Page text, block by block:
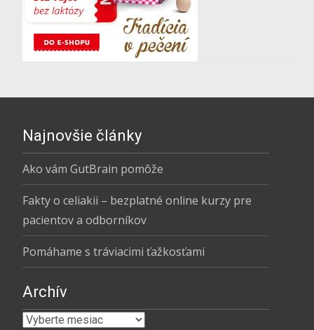
Najnovšie články
Ako vám GutBrain pomôže
Fakty o celiakii – bezplatné online kurzy pre
pacientov a odborníkov
Pomáhame s tráviacimi ťažkosťami
Archív
Archív